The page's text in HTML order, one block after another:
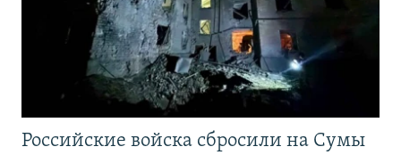
Российские войска сбросили на Сумы